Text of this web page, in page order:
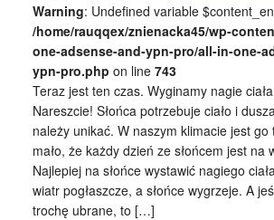
Warning: Undefined variable
/home/rauqqex/znienacka45/wp-
one-adsense-and-ypn-pro/all-in-one-
ypn-pro.php on line 743
Teraz jest ten czas. Wyginamy nagie
Nareszcie! Słońca potrzebuje ciało i
należy unikać. W naszym klimacie jest go
mało, że każdy dzień ze słońcem jest na
Najlepiej na słońce wystawić nagiego
wiatr pogłaszcze, a słońce wygrzeje. A
trochę ubrane, to […]